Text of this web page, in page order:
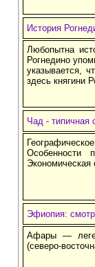
История
Любопытна
Рогнедино
указывается,
здесь княгини
Чад - типичная
Особенности
Экономическая
Эфиопия:
Афары —
(северо-